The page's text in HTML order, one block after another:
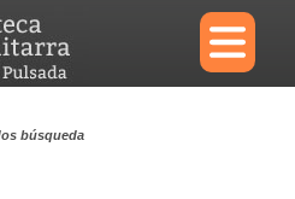
×
búsqueda